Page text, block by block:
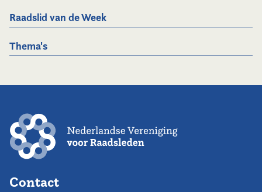
Raadslid van de Week
Thema's
Contact